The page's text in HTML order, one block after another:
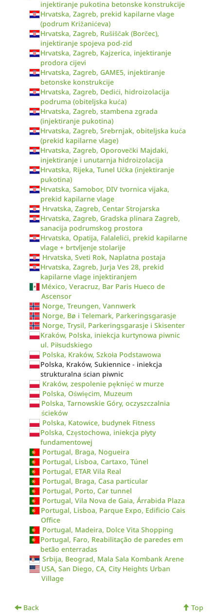
injektiranje pukotina betonske konstrukcije
Hrvatska, Zagreb, prekid kapilarne vlage
(podrum Križanićeva)
Hrvatska, Zagreb, Rušiščak (Borčec),
injektiranje spojeva pod-zid
Hrvatska, Zagreb, Kajzerica, injektiranje
prodora cijevi
Hrvatska, Zagreb, GAME5, injektiranje
betonske konstrukcije
Hrvatska, Zagreb, Dedići, hidroizolacija
podruma (obiteljska kuća)
Hrvatska, Zagreb, stambena zgrada
(injektiranje pukotina)
Hrvatska, Zagreb, Srebrnjak, obiteljska kuća
(prekid kapilarne vlage)
Hrvatska, Zagreb, Oporovečki Majdaki,
injektiranje i unutarnja hidroizolacija
Hrvatska, Rijeka, Tunel Učka (injektiranje
pukotina)
Hrvatska, Samobor, DIV tvornica vijaka,
prekid kapilarne vlage
Hrvatska, Zagreb, Centar Strojarska
Hrvatska, Zagreb, Gradska plinara Zagreb,
sanacija podrumskog prostora
Hrvatska, Opatija, Falalelići, prekid kapilarne
vlage + brtvljenje stolarije
Hrvatska, Sveti Rok, Naplatna postaja
Hrvatska, Zagreb, Jurja Ves 28, prekid
kapilarne vlage injektiranjem
México, Veracruz, Bar Paris Hueco de
Ascensor
Norge, Treungen, Vannwerk
Norge, Bø i Telemark, Parkeringsgarasje
Norge, Trysil, Parkeringsgarasje i Skisenter
Kraków, Polska, iniekcja kurtynowa piwnic
ul. Piłsudskiego
Polska, Kraków, Szkoła Podstawowa
Polska, Kraków, Sukiennice - iniekcja
strukturalna ścian piwnic
Kraków, zespolenie pęknięć w murze
Polska, Oświęcim, Muzeum
Polska, Tarnowskie Góry, oczyszczalnia
ścieków
Polska, Katowice, budynek Fitness
Polska, Częstochowa, iniekcja płyty
fundamentowej
Portugal, Braga, Nogueira
Portugal, Lisboa, Cartaxo, Túnel
Portugal, ETAR Vila Real
Portugal, Braga, Casa particular
Portugal, Porto, Car tunnel
Portugal, Vila Nova de Gaia, Árrabida Plaza
Portugal, Lisboa, Parque Expo, Edificio Cais
Office
Portugal, Madeira, Dolce Vita Shopping
Portugal, Faro, Reabilitação de paredes em
betão enterradas
Srbija, Beograd, Mala Sala Kombank Arene
USA, San Diego, CA, City Heights Urban
Village
Back Top